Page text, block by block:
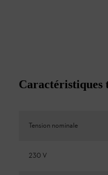
Caractéristiques
Tension nominale
230 V